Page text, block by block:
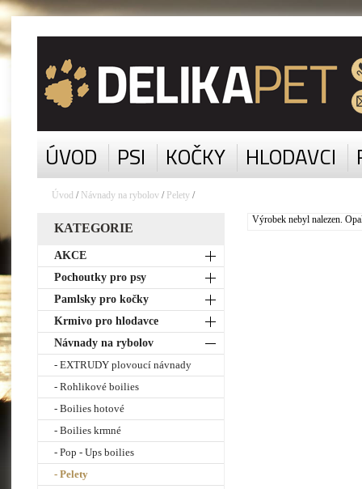
ÚVOD PSI KOČKY HLODAVCI
Úvod / Návnady na rybolov/ Pelety /
KATEGORIE
AKCE
Pochoutky pro psy
Pamlsky pro kočky
Krmivo pro hlodavce
Návnady na rybolov
- EXTRUDY plovoucí návnady
- Rohlikové boilies
- Boilies hotové
- Boilies krmné
- Pop - Ups boilies
- Pelety
Výrobek nebyl nalezen.